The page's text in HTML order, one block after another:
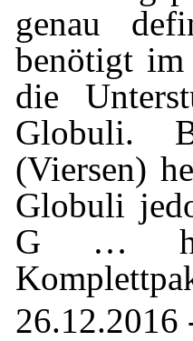
genau
benötigt im
die
Globuli.
(Viersen)
Globuli
G …
26.12.2016